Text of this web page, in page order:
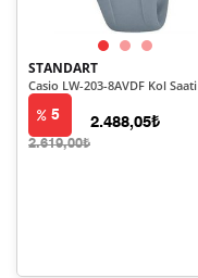
STANDART
Casio LW-203-8AVDF Kol Saati
5
2.619,00₺
2.488,05₺